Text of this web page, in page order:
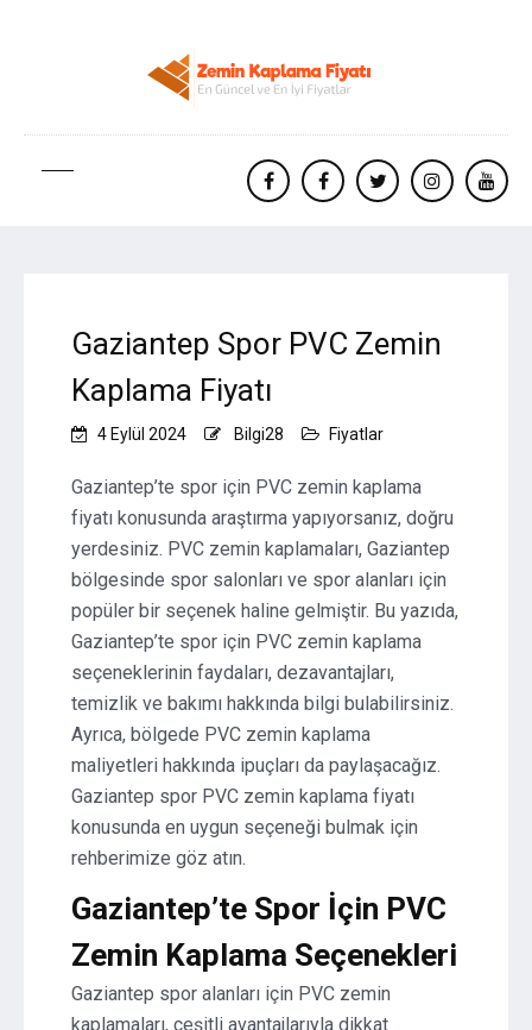
facebookFacebooktwitterinstagram
Gaziantep Spor PVC Zemin
Kaplama Fiyatı
4 Eylül 2024 Bilgi28 Fiyatlar
Gaziantep’te spor için PVC zemin kaplama
fiyatı konusunda araştırma yapıyorsanız, doğru
yerdesiniz. PVC zemin kaplamaları, Gaziantep
bölgesinde spor salonları ve spor alanları için
popüler bir seçenek haline gelmiştir. Bu yazıda,
Gaziantep’te spor için PVC zemin kaplama
seçeneklerinin faydaları, dezavantajları,
temizlik ve bakımı hakkında bilgi bulabilirsiniz.
Ayrıca, bölgede PVC zemin kaplama
maliyetleri hakkında ipuçları da paylaşacağız.
Gaziantep spor PVC zemin kaplama fiyatı
konusunda en uygun seçeneği bulmak için
rehberimize göz atın.
Gaziantep’te Spor İçin PVC
Zemin Kaplama Seçenekleri
Gaziantep spor alanları için PVC zemin
kaplamaları, çeşitli avantajlarıyla dikkat